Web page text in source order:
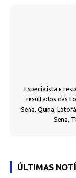
Especialista e
resultados das
Sena, Quina,
Sena,
ÚLTIMAS